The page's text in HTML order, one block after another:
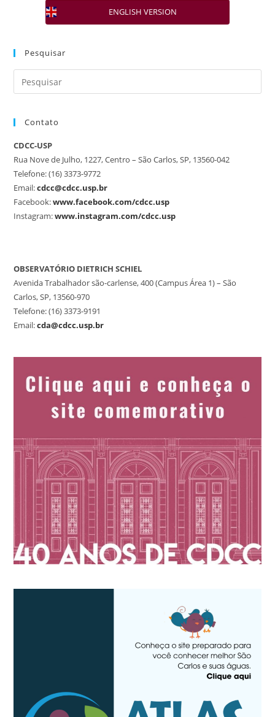
ENGLISH VERSION
Pesquisar
Contato
CDCC-USP
Rua Nove de Julho, 1227, Centro – São Carlos, SP, 13560-042
Telefone: (16) 3373-9772
Email:cdcc@cdcc.usp.br
Facebook:www.facebook.com/cdcc.usp
Instagram:www.instagram.com/cdcc.usp
OBSERVATÓRIO DIETRICH SCHIEL
Avenida Trabalhador são-carlense, 400 (Campus Área 1) – São
Carlos, SP, 13560-970
Telefone: (16) 3373-9191
Email:cda@cdcc.usp.br